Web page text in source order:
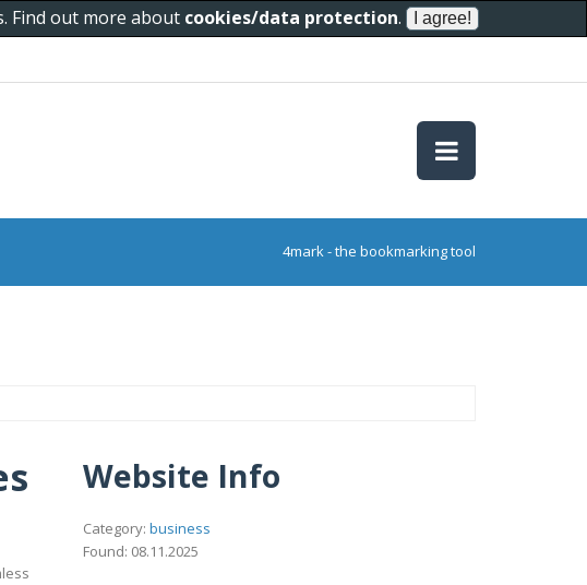
Find out more about cookies/data protection.
4mark - the bookmarking tool
Website Info
Category: business
Found: 08.11.2025